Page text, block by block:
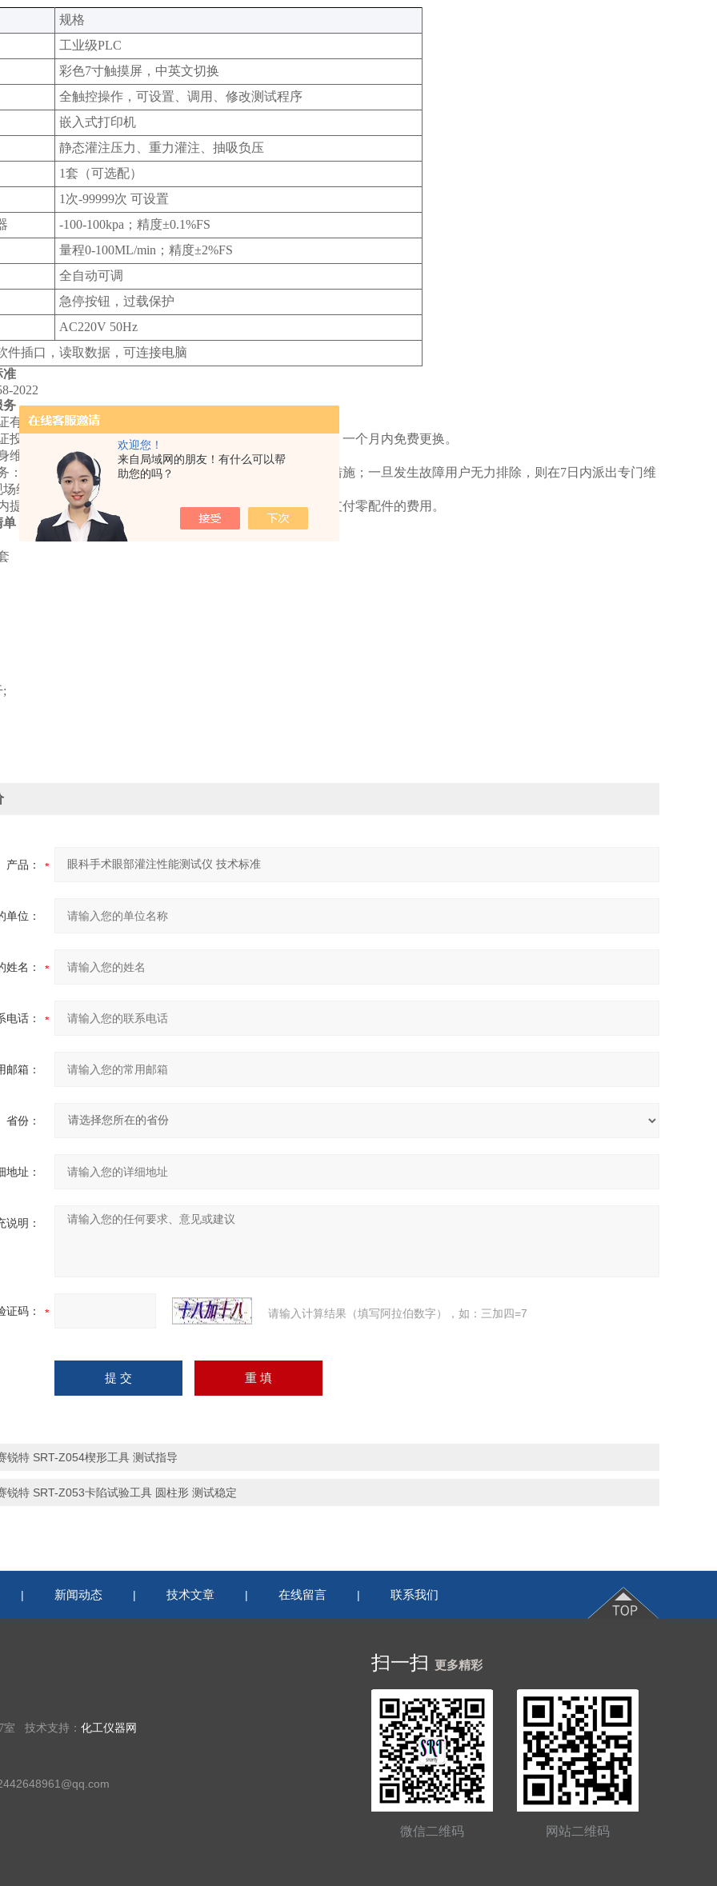
欢迎您！
来自局域网的朋友！有什么可以帮
助您的吗？
规格‌
工业级PLC
彩色7寸触摸屏，中英文切换
全触控操作，可设置、调用、修改测试程序
嵌入式打印机
静态灌注压力、重力灌注、抽吸负压
1套（可选配）
1次-99999次 可设置
-100-100kpa；精度±0.1%FS
量程0-100ML/min；精度±2%FS
全自动可调
急停按钮，过载保护
AC220V 50Hz
件插口，读取数据，可连接电脑
准
2022
务
有可靠的售后服务保障。
投标设备免费保修壹年，如因仪器质量问题而不能使用的，一个月内免费更换。
维护，按成本价保证消耗品、配件的及时供应。
：接到用户要求维修通知后，在半小时内给予明确的解决措施；一旦发生故障用户无力排除，则在7日内派出专门维
维修。
提供上门维修服务，超出保修期后上门维修服务用户仅需支付零配件的费用。
单
;
产品：
单位：
姓名：
电话：
邮箱：
省份：
地址：
说明：
证码： 请输入计算结果（填写阿拉伯数字），如：三加四=7
锐特 SRT-Z054楔形工具 测试指导
锐特 SRT-Z053卡陷试验工具 圆柱形 测试稳定
| 新闻动态 | 技术文章 | 在线留言 | 联系我们
室 技术支持： 化工仪器网
扫一扫 更多精彩
微信二维码 网站二维码